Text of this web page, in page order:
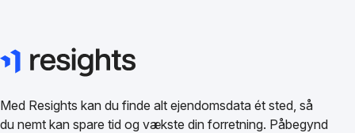
Med Resights kan du finde alt ejendomsdata ét sted, så
du nemt kan spare tid og vækste din forretning. Påbegynd